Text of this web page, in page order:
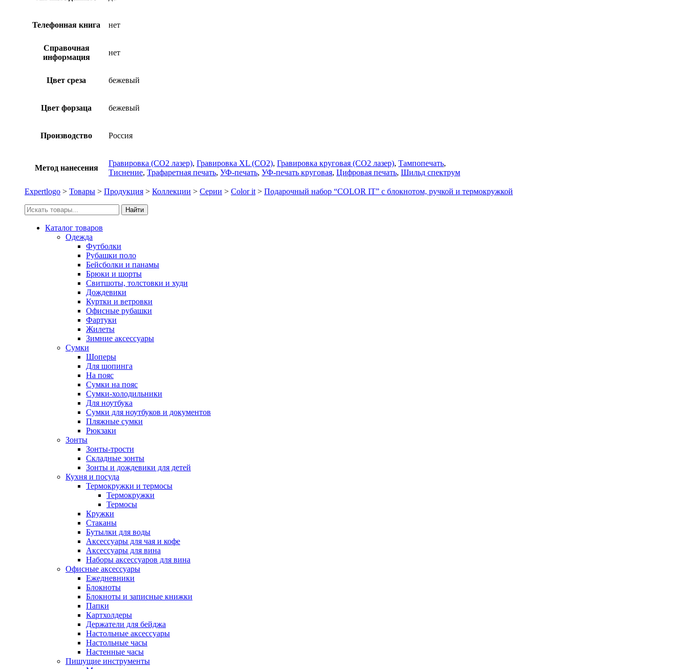
Телефонная книга нет
Справочная
информация
нет
Цвет среза бежевый
Цвет форзаца бежевый
Производство Россия
Метод нанесения
Гравировка (CO2 лазер), Гравировка XL (СО2), Гравировка круговая (CO2 лазер), Тампопечать,
Тиснение, Трафаретная печать, УФ-печать, УФ-печать круговая, Цифровая печать, Шильд спектрум
Expertlogo > Товары > Продукция > Коллекции > Серии > Color it > Подарочный набор “COLOR IT” c блокнотом, ручкой и термокружкой
Искать:
Найти
Каталог товаров
Одежда
Футболки
Рубашки поло
Бейсболки и панамы
Брюки и шорты
Свитшоты, толстовки и худи
Дождевики
Куртки и ветровки
Офисные рубашки
Фартуки
Жилеты
Зимние аксессуары
Сумки
Шоперы
Для шопинга
На пояс
Сумки на пояс
Сумки-холодильники
Для ноутбука
Сумки для ноутбуков и документов
Пляжные сумки
Рюкзаки
Зонты
Зонты-трости
Складные зонты
Зонты и дождевики для детей
Кухня и посуда
Термокружки и термосы
Термокружки
Термосы
Кружки
Стаканы
Бутылки для воды
Аксессуары для чая и кофе
Аксессуары для вина
Наборы аксессуаров для вина
Офисные аксессуары
Ежедневники
Блокноты
Блокноты и записные книжки
Папки
Картхолдеры
Держатели для бейджа
Настольные аксессуары
Настольные часы
Настенные часы
Пишущие инструменты